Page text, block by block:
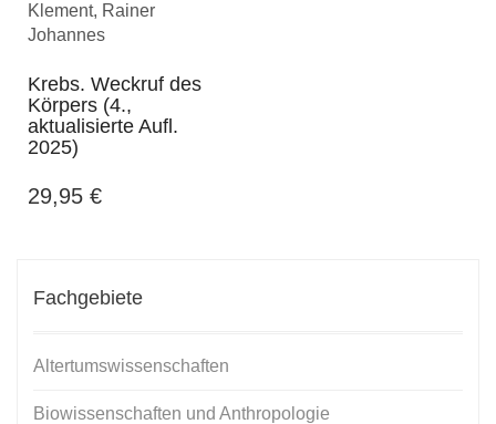
Klement, Rainer
Johannes
Krebs. Weckruf des
Körpers (4.,
aktualisierte Aufl.
2025)
29,95 €
Fachgebiete
Altertumswissenschaften
Biowissenschaften und Anthropologie